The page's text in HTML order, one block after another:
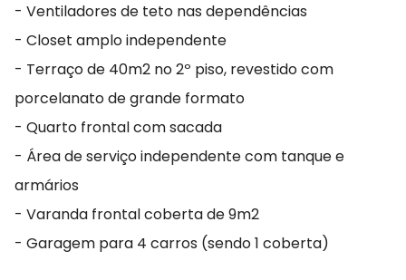
- Ventiladores de teto nas dependências
- Closet amplo independente
- Terraço de 40m2 no 2º piso, revestido com
porcelanato de grande formato
- Quarto frontal com sacada
- Área de serviço independente com tanque e
armários
- Varanda frontal coberta de 9m2
- Garagem para 4 carros (sendo 1 coberta)